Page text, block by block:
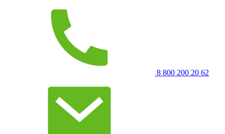
8 800 200 20 62